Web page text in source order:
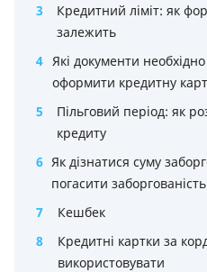
3
Кредитний ліміт: як
залежить
4 Які документи
оформити кредитну
5
Пільговий період: як
кредиту
6 Як дізнатися суму
погасити заборгованість
7
Кешбек
8
Кредитні картки за
використовувати